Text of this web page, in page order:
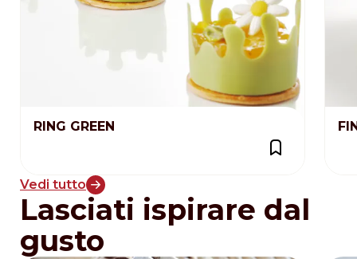
RING GREEN
Vedi tutto
Lasciati ispirare dal
gusto